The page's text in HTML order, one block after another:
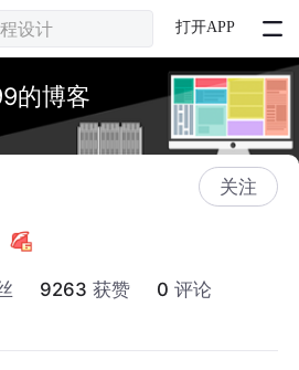
打开APP
的博客
关注
9263 获赞 0 评论